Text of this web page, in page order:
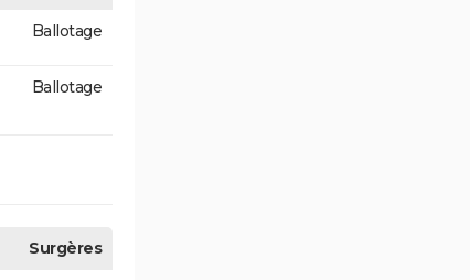
Ballotage
Ballotage
Surgères